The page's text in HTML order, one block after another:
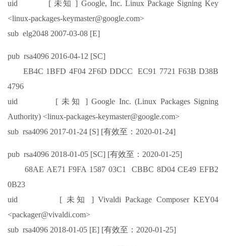
uid [ 未知 ] Google, Inc. Linux Package Signing Key
<linux-packages-keymaster@google.com>
sub elg2048 2007-03-08 [E]
pub rsa4096 2016-04-12 [SC]
EB4C 1BFD 4F04 2F6D DDCC EC91 7721 F63B D38B
4796
uid [ 未知 ] Google Inc. (Linux Packages Signing
Authority) <linux-packages-keymaster@google.com>
sub rsa4096 2017-01-24 [S] [有效至：2020-01-24]
pub rsa4096 2018-01-05 [SC] [有效至：2020-01-25]
68AE AE71 F9FA 1587 03C1 CBBC 8D04 CE49 EFB2
0B23
uid [ 未知 ] Vivaldi Package Composer KEY04
<packager@vivaldi.com>
sub rsa4096 2018-01-05 [E] [有效至：2020-01-25]